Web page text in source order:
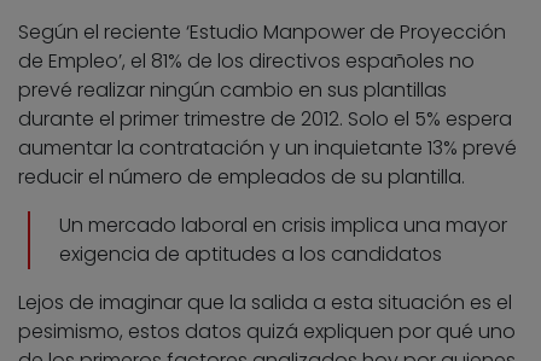
Según el reciente ‘Estudio Manpower de Proyección
de Empleo’, el 81% de los directivos españoles no
prevé realizar ningún cambio en sus plantillas
durante el primer trimestre de 2012. Solo el 5% espera
aumentar la contratación y un inquietante 13% prevé
reducir el número de empleados de su plantilla.
Un mercado laboral en crisis implica una mayor
exigencia de aptitudes a los candidatos
Lejos de imaginar que la salida a esta situación es el
pesimismo, estos datos quizá expliquen por qué uno